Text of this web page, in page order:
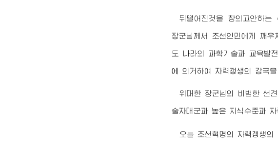
뒤떨어진것을 창의고안하
장군님께서 조선인민에게 깨
도 나라의 과학기술과 교육발
에 의거하여 자력갱생의 강국
위대한 장군님의 비범한 선
술자대군과 높은 지식수준과
오늘 조선혁명의 자력갱생의